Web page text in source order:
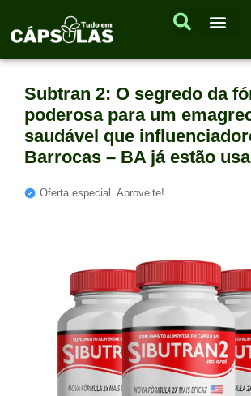
Subtran 2: O segredo da
poderosa para um
saudável que
Barrocas – BA já estão
Oferta especial. Aproveite!